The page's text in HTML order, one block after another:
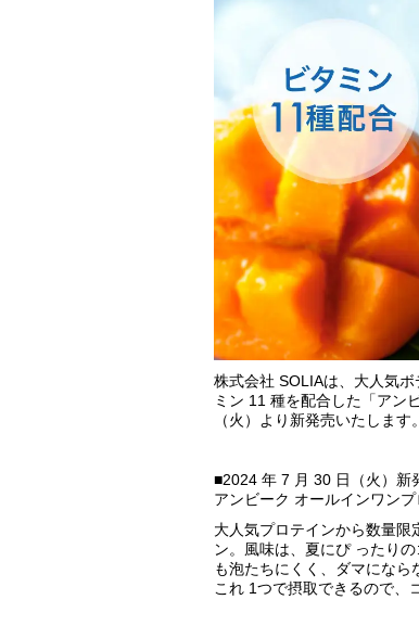
株式会社 SOLIAは、大人気
ミン 11 種を配合した「アン
（火）より新発売いたします。
■2024 年 7 月 30 日（火）新
アンビーク オールインワン
大人気プロテインから数量限
ン。風味は、夏にぴ ったり
も泡たちにくく、ダマにな
これ 1つで摂取できるので、